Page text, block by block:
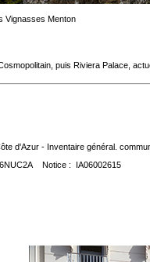
Vignasses Menton
puis Riviera Palace,
d'Azur - Inventaire général.
Notice : IA06002615